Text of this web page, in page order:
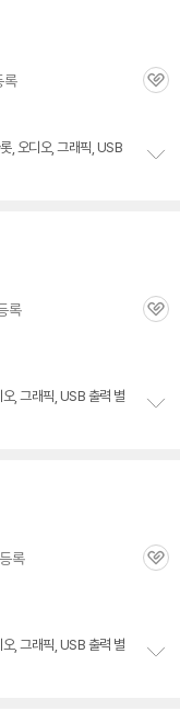
록
관
, 오디오, 그래픽, USB
록
관
, 그래픽, USB 출력 별
록
관
, 그래픽, USB 출력 별